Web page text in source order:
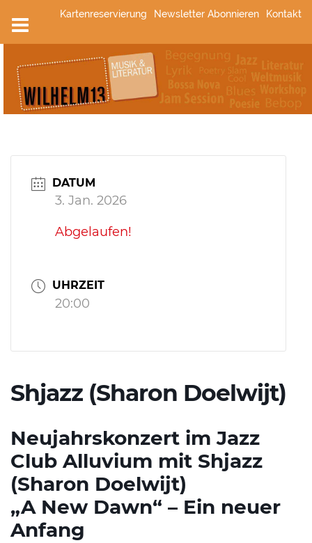
Inhalt
springen
Kartenreservierung Newsletter Abonnieren Kontakt
DATUM
3. Jan. 2026
Abgelaufen!
UHRZEIT
20:00
Shjazz (Sharon Doelwijt)
Neujahrskonzert im Jazz
Club Alluvium mit Shjazz
(Sharon Doelwijt)
„A New Dawn“ – Ein neuer
Anfang